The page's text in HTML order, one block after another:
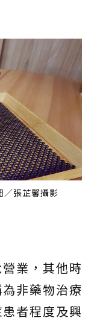
／張芷馨攝影
業，其他時
非藥物治療
者程度及興